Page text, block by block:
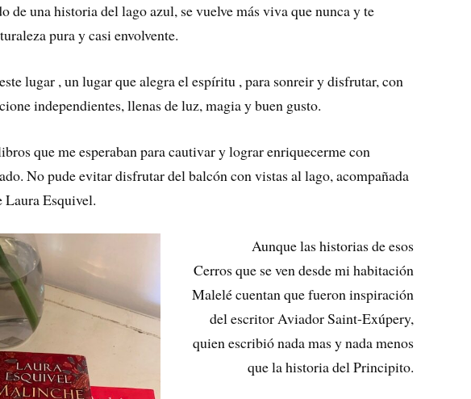
de una historia del lago azul, se vuelve más viva que nunca y te
pura y casi envolvente.
lugar , un lugar que alegra el espíritu , para sonreir y disfrutar, con
independientes, llenas de luz, magia y buen gusto.
que me esperaban para cautivar y lograr enriquecerme con
No pude evitar disfrutar del balcón con vistas al lago, acompañada
Laura Esquivel.
Aunque las historias de esos
Cerros que se ven desde mi habitación
Malelé cuentan que fueron inspiración
del escritor Aviador Saint-Exúpery,
quien escribió nada mas y nada menos
que la historia del Principito.